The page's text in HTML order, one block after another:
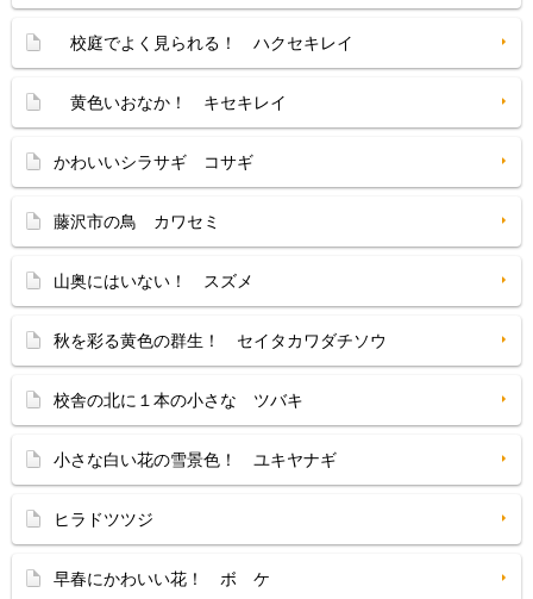
校庭でよく見られる！ ハクセキレイ
黄色いおなか！ キセキレイ
かわいいシラサギ コサギ
藤沢市の鳥 カワセミ
山奥にはいない！ スズメ
秋を彩る黄色の群生！ セイタカワダチソウ
校舎の北に１本の小さな ツバキ
小さな白い花の雪景色！ ユキヤナギ
ヒラドツツジ
早春にかわいい花！ ボ ケ